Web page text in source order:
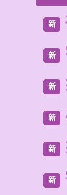
新
新
新
新
新
新